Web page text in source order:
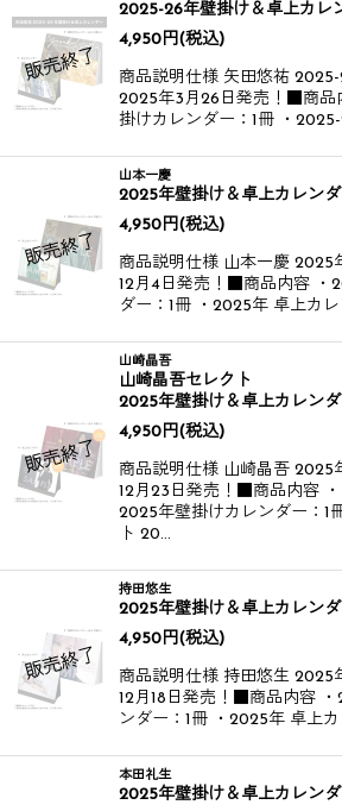
2025-26年壁掛け＆卓上カレ
4,950 円(税込)
商品説明仕様 矢田悠祐
2025年3月26日発売！​​ ■商品
掛けカレンダー：1冊 ・
山本一慶
2025年壁掛け＆卓上カレン
4,950 円(税込)
商品説明仕様 山本一慶 2025
12月4日発売！​ ■商品内容 ・
ダー：1冊 ・2025年 卓上カ
山崎晶吾
山崎晶吾セレクト
2025年壁掛け＆卓上カレン
4,950 円(税込)
商品説明仕様 山崎晶吾 2025
12月23日発売！​ ■商品内容
2025年壁掛けカレンダー：1
ト 20…
持田悠生
2025年壁掛け＆卓上カレン
4,950 円(税込)
商品説明仕様 持田悠生 2025
12月18日発売！​ ■商品内容
ンダー：1冊 ・2025年 卓上
本田礼生
2025年壁掛け＆卓上カレン